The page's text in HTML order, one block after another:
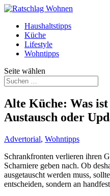
Haushaltstipps
Küche
Lifestyle
Wohntipps
Seite wählen
Alte Küche: Was
Austausch oder
Advertorial, Wohntipps
Schrankfronten verlieren ihren
Scharniere geben nach. Ob
ausgetauscht werden muss,
entscheiden, sondern an